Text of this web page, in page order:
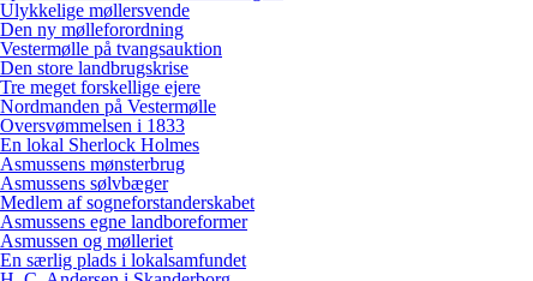
Ulykkelige møllersvende
Den ny mølleforordning
Vestermølle på tvangsauktion
Den store landbrugskrise
Tre meget forskellige ejere
Nordmanden på Vestermølle
Oversvømmelsen i 1833
En lokal Sherlock Holmes
Asmussens mønsterbrug
Asmussens sølvbæger
Medlem af sogneforstanderskabet
Asmussens egne landboreformer
Asmussen og mølleriet
En særlig plads i lokalsamfundet